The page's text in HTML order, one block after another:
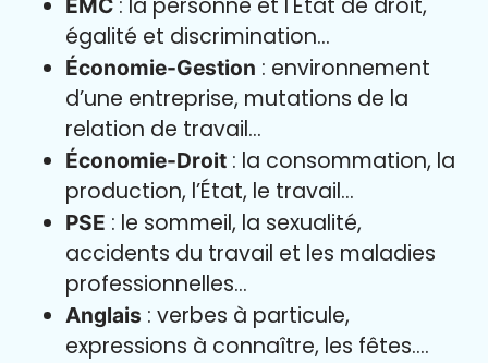
EMC : la personne et l'État de droit,
égalité et discrimination…
Économie-Gestion : environnement
d’une entreprise, mutations de la
relation de travail…
Économie-Droit : la consommation, la
production, l’État, le travail…
PSE : le sommeil, la sexualité,
accidents du travail et les maladies
professionnelles…
Anglais : verbes à particule,
expressions à connaître, les fêtes….